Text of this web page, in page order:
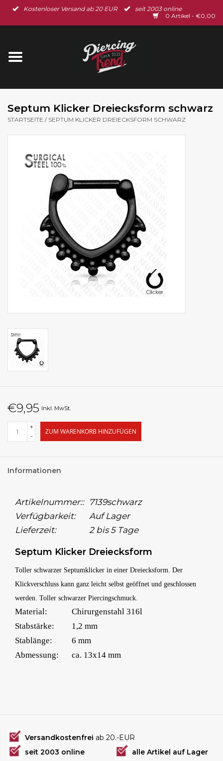
Kostenloser Versand ab 20 EUR
seit 2003 online
0 Artikel - €0,00
Startseite
Ohrschmuck
Gutscheine
Septum Klicker Dreiecksform schwarz
STARTSEITE / SEPTUM KLICKER DREIECKSFORM SCHWARZ
€9,95 Inkl. MwSt.
+
-
ZUM WARENKORB HINZUFÜGEN
Informationen
Artikelnummer:: 7139schwarz
Verfügbarkeit:
Auf Lager
Lieferzeit:
2 bis 5 Tage
Septum Klicker Dreiecksform
Toller schwarzer Septumklicker in einer Dreiecksform. Der
Klickverschluss kann ganz leicht selbst geöffnet und geschlossen
werden. Toller schwarzer Piercingschmuck.
Material:
Chirurgenstahl 316l
Stabstärke:
1,2 mm
Stablänge:
6 mm
Abmessung:
ca. 13x14 mm
Versandkostenfrei ab 20.-EUR
seit 2003 online
alle Artikel auf Lager